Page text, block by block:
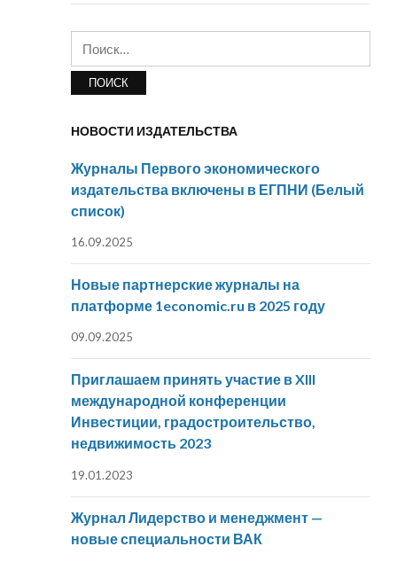
НОВОСТИ ИЗДАТЕЛЬСТВА
Журналы Первого экономического
издательства включены в ЕГПНИ (Белый
список)
16.09.2025
Новые партнерские журналы на
платформе 1economic.ru в 2025 году
09.09.2025
Приглашаем принять участие в XIII
международной конференции
Инвестиции, градостроительство,
недвижимость 2023
19.01.2023
Журнал Лидерство и менеджмент —
новые специальности ВАК